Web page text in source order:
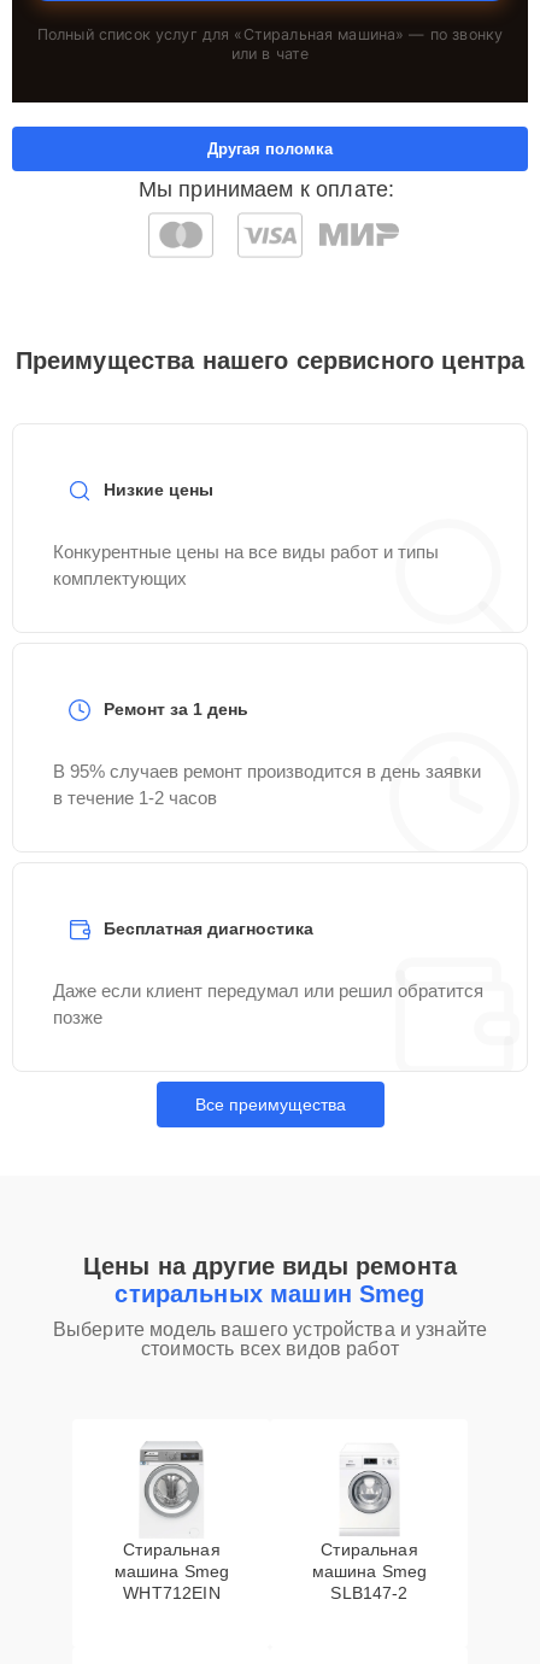
Полный список услуг для « Стиральная машина» — по звонку
или в чате
Мы принимаем к оплате:
Другая поломка
Преимущества нашего сервисного центра
Низкие цены
Конкурентные цены на все виды работ и типы
комплектующих
Ремонт за 1 день
В 95% случаев ремонт производится в день заявки
в течение 1-2 часов
Бесплатная диагностика
Даже если клиент передумал или решил обратится
позже
Все преимущества
Цены на другие виды ремонта
стиральных машин Smeg
Выберите модель вашего устройства и узнайте
стоимость всех видов работ
Стиральная
машина Smeg
WHT712EIN
Стиральная
машина Smeg
SLB147-2